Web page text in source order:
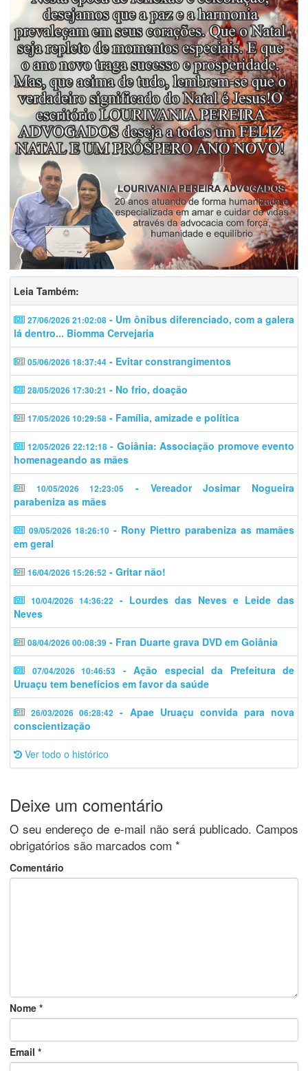
Leia Também:
27/06/2026 21:02:08 - Um ônibus diferenciado, com a galera
lá dentro... Biomma Cervejaria
05/06/2026 18:37:44 - Evitar constrangimentos
28/05/2026 17:30:21 - No frio, doação
17/05/2026 10:29:58 - Família, amizade e política
12/05/2026 22:12:18- Goiânia: Associação promove evento
homenageando as mães
10/05/2026 12:23:05
- Vereador Josimar Nogueira
parabeniza as mães
09/05/2026 18:26:10 - Rony Piettro parabeniza as mamães
em geral
16/04/2026 15:26:52 - Gritar não!
10/04/2026 14:36:22 - Lourdes das Neves e Leide das
Neves
08/04/2026 00:08:39 - Fran Duarte grava DVD em Goiânia
07/04/2026 10:46:53
- Ação especial da Prefeitura de
Uruaçu tem benefícios em favor da saúde
26/03/2026 06:28:42 - Apae Uruaçu convida para nova
conscientização
Ver todo o histórico
Deixe um comentário
O seu endereço de e-mail não será publicado. Campos
obrigatórios são marcados com *
Comentário
Nome *
Email *